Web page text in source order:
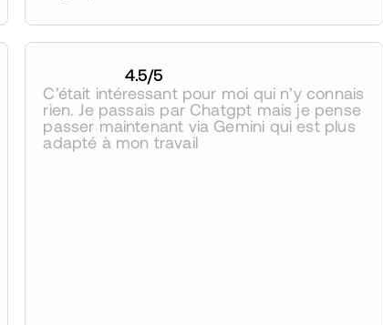
4.5/5
C’était intéressant pour moi qui n’y connais
rien. Je passais par Chatgpt mais je pense
passer maintenant via Gemini qui est plus
adapté à mon travail